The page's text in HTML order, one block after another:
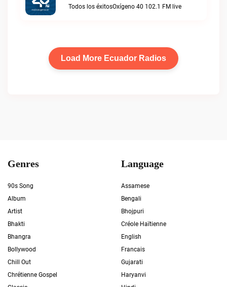
Todos los éxitosOxígeno 40 102.1 FM live
Load More Ecuador Radios
Genres
90s Song
Album
Artist
Bhakti
Bhangra
Bollywood
Chill Out
Chrétienne Gospel
Language
Assamese
Bengali
Bhojpuri
Créole Haïtienne
English
Francais
Gujarati
Haryanvi